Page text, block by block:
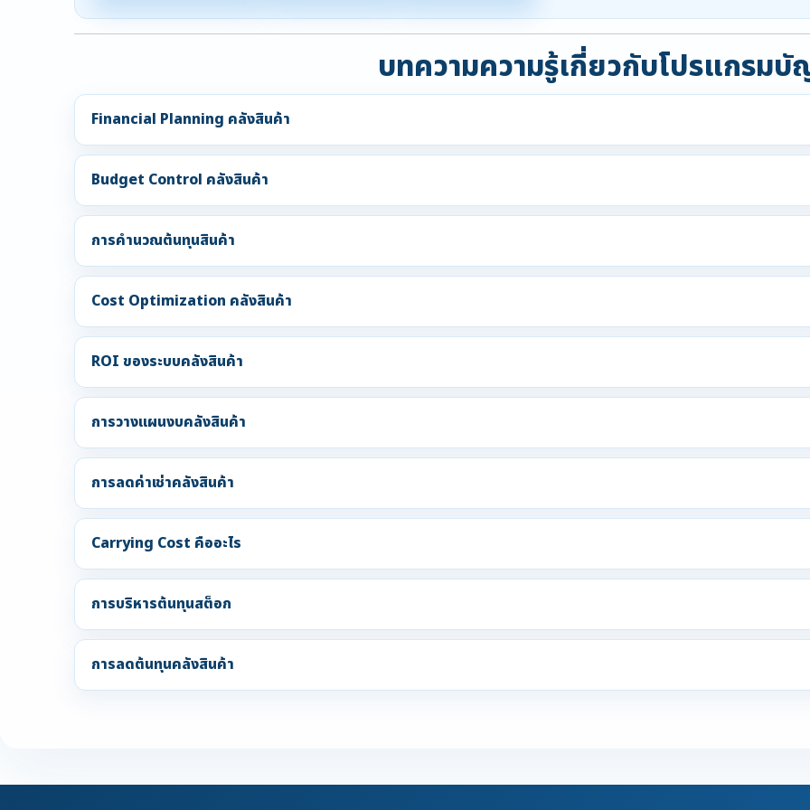
บทความความรู้เกี่ยวกับโปรแกรม
Financial Planning คลังสินค้า
Budget Control คลังสินค้า
การคำนวณต้นทุนสินค้า
Cost Optimization คลังสินค้า
ROI ของระบบคลังสินค้า
การวางแผนงบคลังสินค้า
การลดค่าเช่าคลังสินค้า
Carrying Cost คืออะไร
การบริหารต้นทุนสต็อก
การลดต้นทุนคลังสินค้า